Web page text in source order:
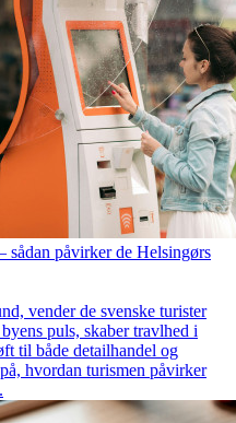
sådan påvirker de Helsingørs
vender de svenske turister
puls, skaber travlhed i
til både detailhandel og
hvordan turismen påvirker